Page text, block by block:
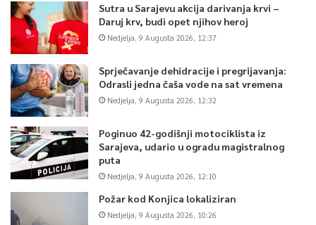
Sutra u Sarajevu akcija darivanja krvi –
Daruj krv, budi opet njihov heroj
Nedjelja, 9 Augusta 2026, 12:37
Sprječavanje dehidracije i pregrijavanja:
Odrasli jedna čaša vode na sat vremena
Nedjelja, 9 Augusta 2026, 12:32
Poginuo 42-godišnji motociklista iz
Sarajeva, udario u ogradu magistralnog
puta
Nedjelja, 9 Augusta 2026, 12:10
Požar kod Konjica lokaliziran
Nedjelja, 9 Augusta 2026, 10:26